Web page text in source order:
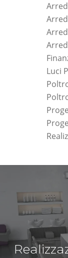
Luci